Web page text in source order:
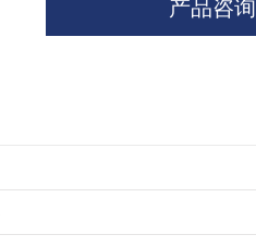
产品咨询